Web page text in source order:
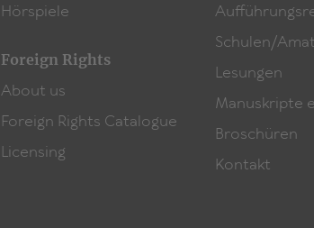
Hörspiele
Foreign Rights
About us
Foreign Rights Catalogue
Licensing
Schulen/
Lesungen
Manuskripte
Broschüren
Kontakt